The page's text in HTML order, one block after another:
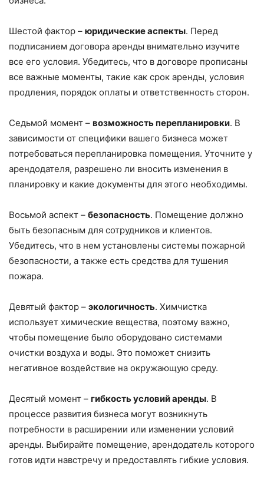
Шестой фактор – юридические аспекты. Перед
подписанием договора аренды внимательно изучите
все его условия. Убедитесь, что в договоре прописаны
все важные моменты, такие как срок аренды, условия
продления, порядок оплаты и ответственность сторон.
Седьмой момент – возможность перепланировки. В
зависимости от специфики вашего бизнеса может
потребоваться перепланировка помещения. Уточните у
арендодателя, разрешено ли вносить изменения в
планировку и какие документы для этого необходимы.
Восьмой аспект – безопасность. Помещение должно
быть безопасным для сотрудников и клиентов.
Убедитесь, что в нем установлены системы пожарной
безопасности, а также есть средства для тушения
пожара.
Девятый фактор – экологичность. Химчистка
использует химические вещества, поэтому важно,
чтобы помещение было оборудовано системами
очистки воздуха и воды. Это поможет снизить
негативное воздействие на окружающую среду.
Десятый момент – гибкость условий аренды. В
процессе развития бизнеса могут возникнуть
потребности в расширении или изменении условий
аренды. Выбирайте помещение, арендодатель которого
готов идти навстречу и предоставлять гибкие условия.